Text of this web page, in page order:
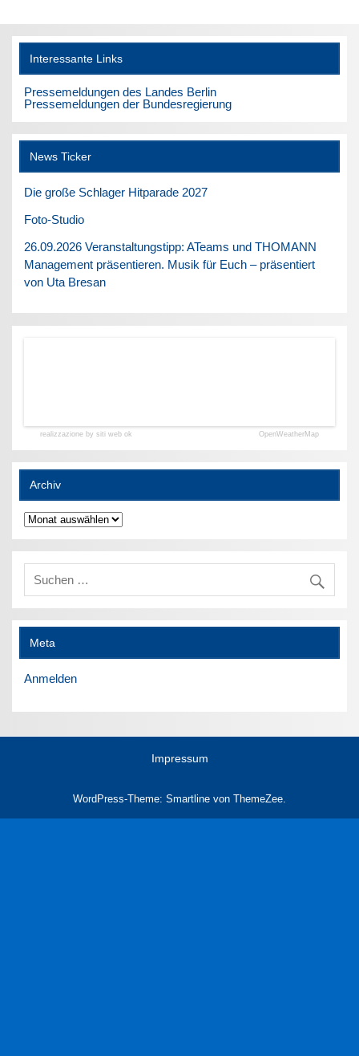
Interessante Links
Pressemeldungen des Landes Berlin
Pressemeldungen der Bundesregierung
News Ticker
Die große Schlager Hitparade 2027
Foto-Studio
26.09.2026 Veranstaltungstipp: ATeams und THOMANN
Management präsentieren. Musik für Euch – präsentiert
von Uta Bresan
realizzazione by siti web ok OpenWeatherMap
Archiv
Archiv
Meta
Anmelden
Impressum
WordPress-Theme: Smartline von ThemeZee.